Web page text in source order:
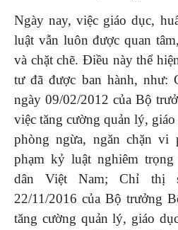
Ngày nay, việc giáo dục,
luật vẫn luôn được quan
và chặt chẽ. Điều này thể
tư đã được ban hành, như:
ngày 09/02/2012 của Bộ
việc tăng cường quản lý,
phòng ngừa, ngăn chặn vi
phạm kỷ luật nghiêm
dân Việt Nam; Chỉ thị
22/11/2016 của Bộ trưởng
tăng cường quản lý, giáo